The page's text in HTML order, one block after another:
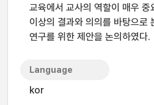
교육에서 교사의 역할이 매우
이상의 결과와 의의를 바탕으로
연구를 위한 제안을 논의하였다.
Language
kor